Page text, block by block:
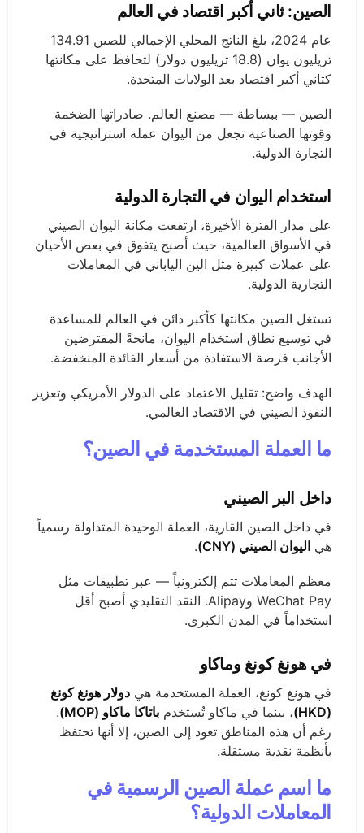
الصين: ثاني أكبر اقتصاد في العالم
عام 2024، بلغ الناتج المحلي الإجمالي للصين 134.91
تريليون يوان (18.8 تريليون دولار) لتحافظ على مكانتها
كثاني أكبر اقتصاد بعد الولايات المتحدة.
الصين — ببساطة — مصنع العالم. صادراتها الضخمة
وقوتها الصناعية تجعل من اليوان عملة استراتيجية في
التجارة الدولية.
استخدام اليوان في التجارة الدولية
على مدار الفترة الأخيرة، ارتفعت مكانة اليوان الصيني
في الأسواق العالمية، حيث أصبح يتفوق في بعض الأحيان
على عملات كبيرة مثل الين الياباني في المعاملات
التجارية الدولية.
تستغل الصين مكانتها كأكبر دائن في العالم للمساعدة
في توسيع نطاق استخدام اليوان، مانحةً المقترضين
الأجانب فرصة الاستفادة من أسعار الفائدة المنخفضة.
الهدف واضح: تقليل الاعتماد على الدولار الأمريكي وتعزيز
النفوذ الصيني في الاقتصاد العالمي.
ما العملة المستخدمة في الصين؟
داخل البر الصيني
في داخل الصين القارية، العملة الوحيدة المتداولة رسمياً
هي اليوان الصيني (CNY) .
معظم المعاملات تتم إلكترونياً — عبر تطبيقات مثل
WeChat Pay وAlipay. النقد التقليدي أصبح أقل
استخداماً في المدن الكبرى.
في هونغ كونغ وماكاو
في هونغ كونغ، العملة المستخدمة هي دولار هونغ كونغ
(HKD)
، بينما في ماكاو تُستخدم باتاكا ماكاو (MOP)
.
رغم أن هذه المناطق تعود إلى الصين، إلا أنها تحتفظ
بأنظمة نقدية مستقلة.
ما اسم عملة الصين الرسمية في
المعاملات الدولية؟